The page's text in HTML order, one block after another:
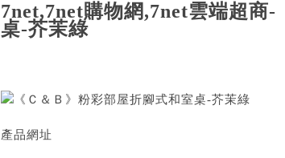
7net,7net購物網,7net雲端超商
桌-芥茉綠
產品網址